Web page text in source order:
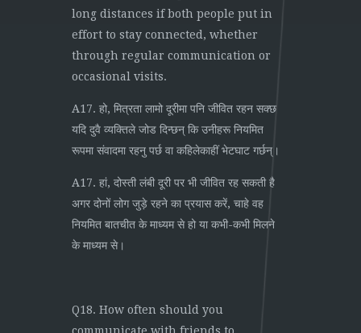
long distances if both people put in
effort to stay connected, whether
through regular communication or
occasional visits.
A17. हो, मित्रता लामो दूरीमा पनि जीवित रहन सक्छ
यदि दुवै व्यक्तिले जोड दिन्छन् कि उनीहरू नियमित
रूपमा संवादमा रहनु पर्छ वा कहिलेकाहीं भेटघाट गर्छन्।
A17. हां, दोस्ती लंबी दूरी पर भी जीवित रह सकती है
अगर दोनों लोग जुड़े रहने का प्रयास करें, चाहे वह
नियमित बातचीत के माध्यम से हो या कभी-कभी मिलने
के माध्यम से।
Q18. How often should you
communicate with friends to